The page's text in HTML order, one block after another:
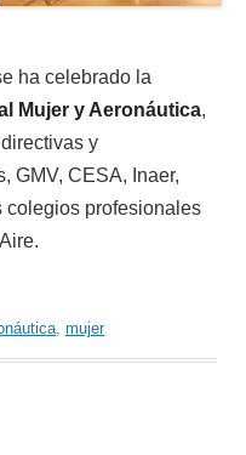
ha celebrado la
Mujer y Aeronáutica,
y
GMV, CESA, Inaer,
profesionales
, mujer